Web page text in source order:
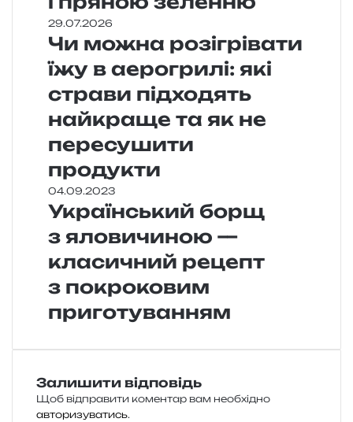
29.07.2026
Чи можна розігрівати
їжу в аерогрилі: які
страви підходять
найкраще та як не
пересушити
продукти
04.09.2023
Український борщ
з яловичиною —
класичний рецепт
з покроковим
приготуванням
Залишити відповідь
Щоб відправити коментар вам необхідно
авторизуватись.